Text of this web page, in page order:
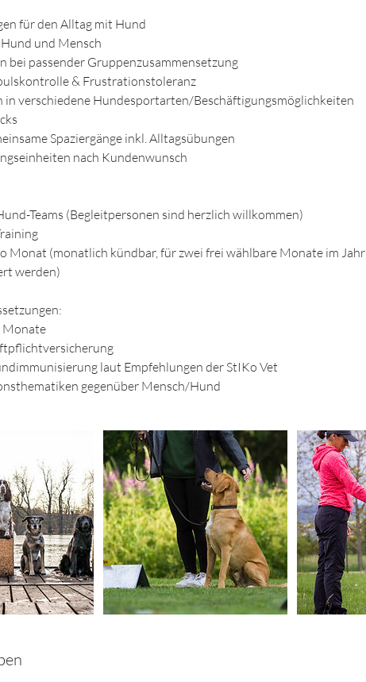
für den Alltag mit Hund
und Mensch
bei passender Gruppenzusammensetzung
& Frustrationstoleranz
in verschiedene Hundesportarten/Beschäftigungsmöglichkeiten
Spaziergänge inkl. Alltagsübungen
nach Kundenwunsch
Teams (Begleitpersonen sind herzlich willkommen)
Monat (monatlich kündbar, für zwei frei wählbare Monate im
werden)​
Monate
laut Empfehlungen der StIKo Vet
gegenüber Mensch/Hund